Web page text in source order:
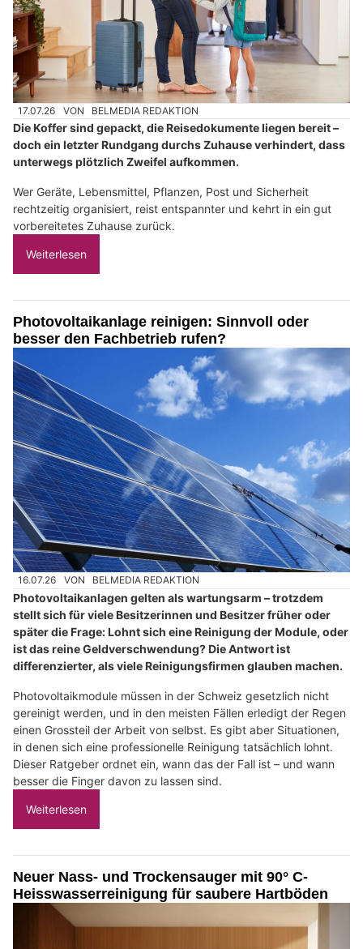
17.07.26 VON BELMEDIA REDAKTION
Die Koffer sind gepackt, die Reisedokumente liegen bereit –
doch ein letzter Rundgang durchs Zuhause verhindert, dass
unterwegs plötzlich Zweifel aufkommen.
Wer Geräte, Lebensmittel, Pflanzen, Post und Sicherheit
rechtzeitig organisiert, reist entspannter und kehrt in ein gut
vorbereitetes Zuhause zurück.
Weiterlesen
Photovoltaikanlage reinigen: Sinnvoll oder
besser den Fachbetrieb rufen?
16.07.26 VON BELMEDIA REDAKTION
Photovoltaikanlagen gelten als wartungsarm – trotzdem
stellt sich für viele Besitzerinnen und Besitzer früher oder
später die Frage: Lohnt sich eine Reinigung der Module, oder
ist das reine Geldverschwendung? Die Antwort ist
differenzierter, als viele Reinigungsfirmen glauben machen.
Photovoltaikmodule müssen in der Schweiz gesetzlich nicht
gereinigt werden, und in den meisten Fällen erledigt der Regen
einen Grossteil der Arbeit von selbst. Es gibt aber Situationen,
in denen sich eine professionelle Reinigung tatsächlich lohnt.
Dieser Ratgeber ordnet ein, wann das der Fall ist – und wann
besser die Finger davon zu lassen sind.
Weiterlesen
Neuer Nass- und Trockensauger mit 90° C-
Heisswasserreinigung für saubere Hartböden